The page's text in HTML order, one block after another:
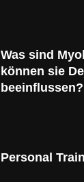
Was sind
können sie
beeinflussen?
Personal